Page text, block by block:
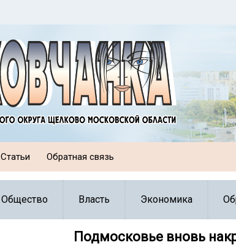
Статьи Обратная связь
Общество Власть Экономика
Подмосковье вновь